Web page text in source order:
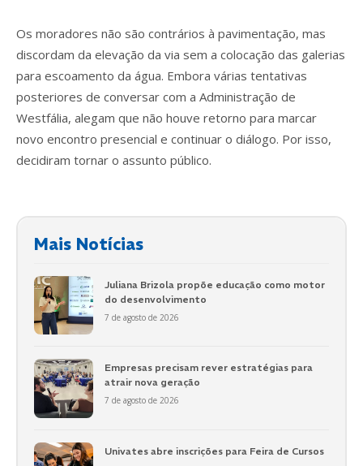
Os moradores não são contrários à pavimentação, mas
discordam da elevação da via sem a colocação das galerias
para escoamento da água. Embora várias tentativas
posteriores de conversar com a Administração de
Westfália, alegam que não houve retorno para marcar
novo encontro presencial e continuar o diálogo. Por isso,
decidiram tornar o assunto público.
Mais Notícias
Juliana Brizola propõe educação como motor
do desenvolvimento
7 de agosto de 2026
Empresas precisam rever estratégias para
atrair nova geração
7 de agosto de 2026
Univates abre inscrições para Feira de Cursos